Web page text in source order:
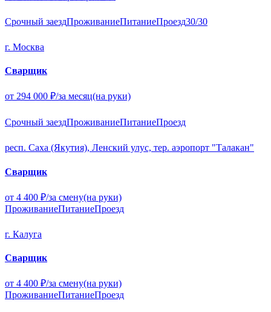
Срочный заездПроживаниеПитаниеПроезд30/30
г. Москва
Сварщик
от 294 000 ₽/за месяц(на руки)
Срочный заездПроживаниеПитаниеПроезд
респ. Саха (Якутия), Ленский улус, тер. аэропорт "Талакан"
Сварщик
от 4 400 ₽/за смену(на руки)
ПроживаниеПитаниеПроезд
г. Калуга
Сварщик
от 4 400 ₽/за смену(на руки)
ПроживаниеПитаниеПроезд